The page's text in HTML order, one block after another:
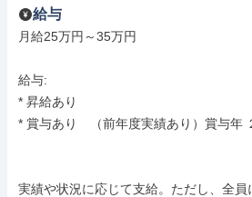
給与
月給25万円～35万円
給与:
* 昇給あり
* 賞与あり　（前年度実績あり）賞与年
実績や状況に応じて支給。ただし、全